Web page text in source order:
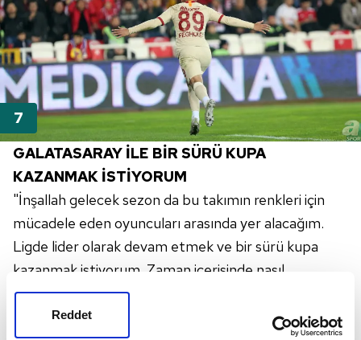
Reddet
GALATASARAY İLE BİR SÜRÜ KUPA
KAZANMAK İSTİYORUM
"İnşallah gelecek sezon da bu takımın renkleri için
mücadele eden oyuncuları arasında yer alacağım.
Ligde lider olarak devam etmek ve bir sürü kupa
kazanmak istiyorum. Zaman içerisinde nasıl
kazanacağını bilen bir oyuncu topluluğu oluştu ve bu
oyuncular oldukça tecrübe kazandılar. Takımın bu